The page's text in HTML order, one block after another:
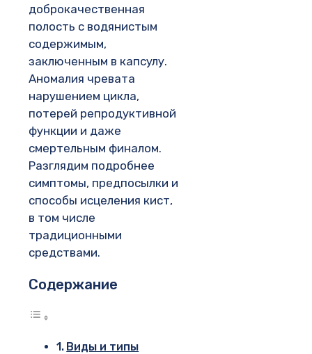
доброкачественная
полость с водянистым
содержимым,
заключенным в капсулу.
Аномалия чревата
нарушением цикла,
потерей репродуктивной
функции и даже
смертельным финалом.
Разглядим подробнее
симптомы, предпосылки и
способы исцеления кист,
в том числе
традиционными
средствами.
Содержание
Виды и типы